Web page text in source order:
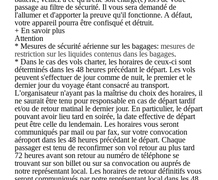
passage au filtre de sécurité. Il vous sera demandé de
l'allumer et d'apporter la preuve qu'il fonctionne. A défaut,
votre appareil pourra être confisqué et détruit.
+ En savoir plus
Attention
* Mesures de sécurité aérienne sur les bagages: mesures de
restriction sur les liquides contenus dans les bagages.
* Dans le cas des vols charter, les horaires de ceux-ci sont
déterminés dans les 48 heures précédant le départ. Les vols
peuvent s'effectuer de jour comme de nuit, le premier et le
dernier jour du voyage étant consacré au transport.
L'organisateur n'ayant pas la maîtrise du choix des horaires, il
ne saurait être tenu pour responsable en cas de départ tardif
et/ou de retour matinal le dernier jour. En particulier, le départ
pouvant avoir lieu tard en soirée, la date effective de départ
peut être celle du lendemain. Les horaires vous seront
communiqués par mail ou par fax, sur votre convocation
aéroport dans les 48 heures précédant le départ. Chaque
passager est tenu de reconfirmer son vol retour au plus tard
72 heures avant son retour au numéro de téléphone se
trouvant sur son billet ou sur sa convocation ou auprés de
notre représentant local. Les horaires de retour définitifs vous